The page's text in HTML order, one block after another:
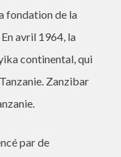
fondation de la
avril 1964, la
continental, qui
Zanzibar
par de